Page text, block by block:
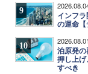
9
インフ
の運命【
10 2026.08.01
泊原発
押し上
すべき